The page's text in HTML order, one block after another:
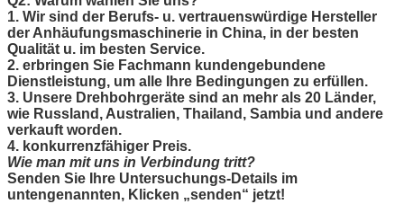
1. Wir sind der Berufs- u. vertrauenswürdige Hersteller
der Anhäufungsmaschinerie in China, in der besten
Qualität u. im besten Service.
2. erbringen Sie Fachmann kundengebundene
Dienstleistung, um alle Ihre Bedingungen zu erfüllen.
3. Unsere Drehbohrgeräte sind an mehr als 20 Länder,
wie Russland, Australien, Thailand, Sambia und andere
verkauft worden.
4. konkurrenzfähiger Preis.
Wie man mit uns in Verbindung tritt?
Senden Sie Ihre Untersuchungs-Details im
untengenannten, Klicken „senden“ jetzt!